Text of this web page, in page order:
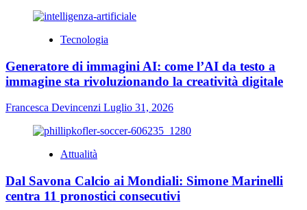
Tecnologia
Generatore di immagini AI: come l’AI da testo a
immagine sta rivoluzionando la creatività digitale
Francesca Devincenzi Luglio 31, 2026
Attualità
Dal Savona Calcio ai Mondiali: Simone Marinelli
centra 11 pronostici consecutivi